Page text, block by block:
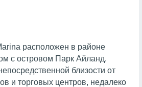
расположен в районе
с островом Парк Айланд.
близости от
и торговых центров, недалеко